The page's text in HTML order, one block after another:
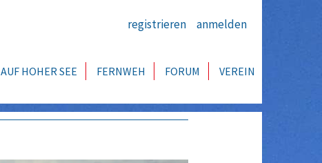
registrieren anmelden
AUF HOHER SEE FERNWEH FORUM VEREIN